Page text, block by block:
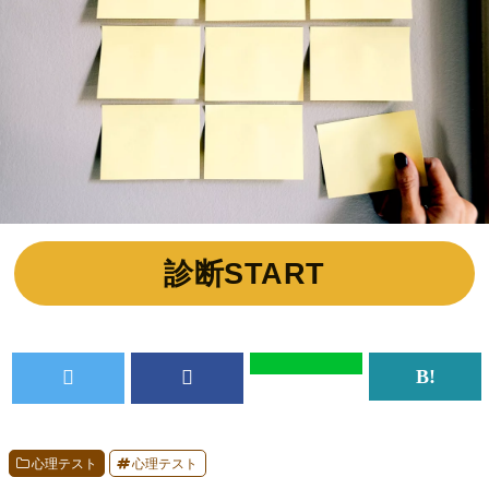
診断START
心理テスト 心理テスト